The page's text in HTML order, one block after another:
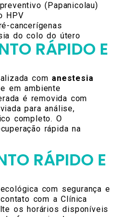
(Papanicolau)
HPV
cancerígenas
do colo do útero
RÁPIDO E
com anestesia
em ambiente
é removida com
para análise,
completo. O
rápida na
RÁPIDO E
com segurança e
com a Clínica
os horários disponíveis